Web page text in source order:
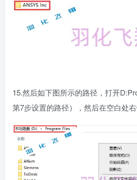
15.然后如下图所示的路径，打开
第7步设置的路径），然后在空白处右